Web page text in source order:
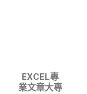
EXCEL專
業文章大專